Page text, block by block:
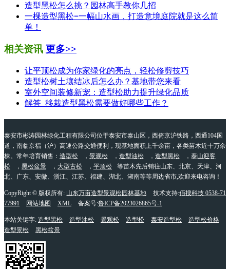
造型黑松怎么挑？园林高手教你几招
一棵造型黑松=一幅山水画，打造意境庭院就是这么简
单！
相关资讯 更多>>
让平顶松成为你家绿化的亮点，轻松修剪技巧
造型松树土壤结冰后怎么办？基地带您来看
室外空间装修新宠：造型松助力提升绿化品质
解答_移栽造型黑松需要做好哪些工作？
泰安市彬涛园林绿化工程有限公司位于泰安市泰山区，西倚京沪铁路，西通104国
道，南临京福（沪）高速公路交通便利，现基地面积上千余亩，各类苗木近十万余
株。常年培育销售： 造型松 ， 景观松 ， 造型油松 ， 造型黑松 ， 泰山迎客
松
， 黑松盆景 ， 大型古松 ， 平顶松
等苗木先后销往山东、北京、天津、河
北、广东、安徽、浙江、江苏、福建、湖北、湖南等等周边省市,欢迎来电咨询！
CopyRight © 版权所有: 山东万亩造型景观松园林基地 技术支持:佰搜科技 0538-71
77991
网站地图 XML 备案号:鲁ICP备2023026865号-1
本站关键字: 造型黑松 造型油松 景观松 造型松 泰安造型松
造型松价格
造型景松
黑松盆景